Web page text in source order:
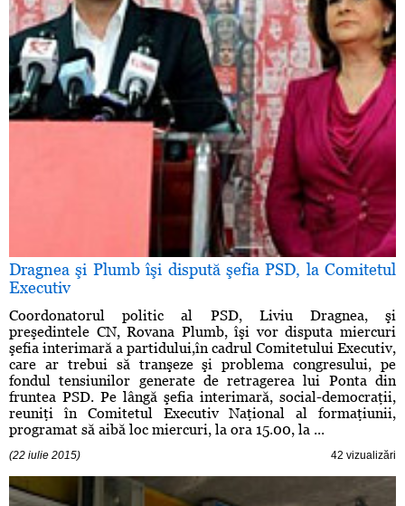
Dragnea şi Plumb îşi dispută şefia PSD, la Comitetul
Executiv
Coordonatorul politic al PSD, Liviu Dragnea, şi
preşedintele CN, Rovana Plumb, îşi vor disputa miercuri
şefia interimară a partidului,în cadrul Comitetului Executiv,
care ar trebui să tranşeze şi problema congresului, pe
fondul tensiunilor generate de retragerea lui Ponta din
fruntea PSD. Pe lângă şefia interimară, social-democraţii,
reuniţi în Comitetul Executiv Naţional al formaţiunii,
programat să aibă loc miercuri, la ora 15.00, la ...
(22 iulie 2015) 42 vizualizări